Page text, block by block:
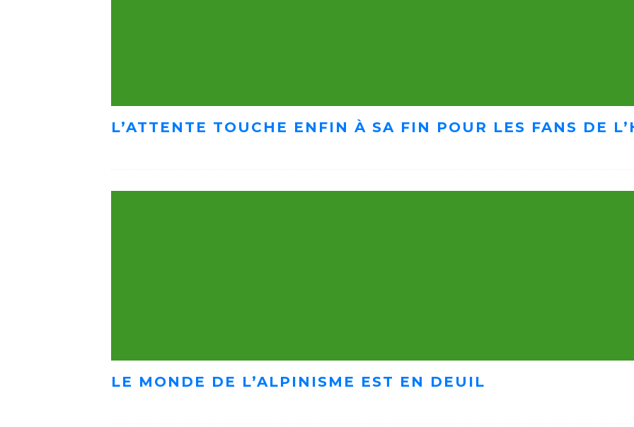
L’ATTENTE TOUCHE ENFIN À SA FIN POUR LES FANS DE
LE MONDE DE L’ALPINISME EST EN DEUIL